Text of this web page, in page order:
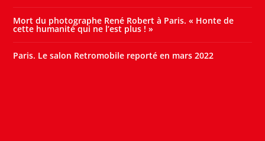
Mort du photographe René Robert à Paris. « Honte de
cette humanité qui ne l’est plus ! »
Paris. Le salon Retromobile reporté en mars 2022